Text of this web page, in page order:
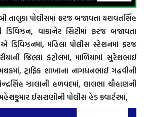
તાલુકા પોલીસમાં ફરજ બજાવતા યશવંતસિંહ
ડિવિઝન, વાંકાનેર સિટીમાં ફરજ બજાવતા
એ ડિવિઝનમાં, મહિલા પોલીસ સ્ટેશનમાં ફરજ
જિલ્લા કંટ્રોલમાં, માળિયામાં સુરેશભાઈ
ટ્રાફિક શાખાના નાગધનભાઈ ગઢવીની
ઝાલાની હળવદમાં, લાલભા ચૌહાણની
મહેશકુમાર ઈસરાણીની પોલીસ હેડ ક્વાર્ટરમાં,